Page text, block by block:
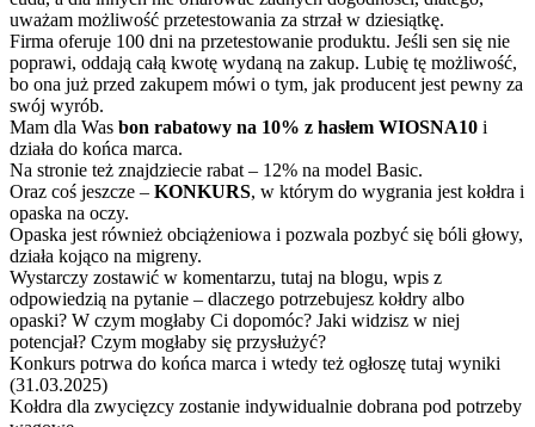
uważam możliwość przetestowania za strzał w dziesiątkę.
Firma oferuje 100 dni na przetestowanie produktu. Jeśli sen się nie
poprawi, oddają całą kwotę wydaną na zakup. Lubię tę możliwość,
bo ona już przed zakupem mówi o tym, jak producent jest pewny za
swój wyrób.
Mam dla Was bon rabatowy na 10% z hasłem WIOSNA10 i
działa do końca marca.
Na stronie też znajdziecie rabat – 12% na model Basic.
Oraz coś jeszcze – KONKURS, w którym do wygrania jest kołdra i
opaska na oczy.
Opaska jest również obciążeniowa i pozwala pozbyć się bóli głowy,
działa kojąco na migreny.
Wystarczy zostawić w komentarzu, tutaj na blogu, wpis z
odpowiedzią na pytanie – dlaczego potrzebujesz kołdry albo
opaski? W czym mogłaby Ci dopomóc? Jaki widzisz w niej
potencjał? Czym mogłaby się przysłużyć?
Konkurs potrwa do końca marca i wtedy też ogłoszę tutaj wyniki
(31.03.2025)
Kołdra dla zwycięzcy zostanie indywidualnie dobrana pod potrzeby